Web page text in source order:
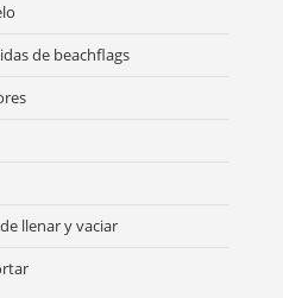
de beachflags
llenar y vaciar